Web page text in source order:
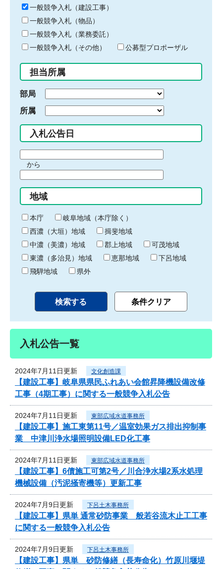
キ
ー
ワ
ー
ド
入
力
一般競争入札（建設工事）
一般競争入札（物品）
一般競争入札（業務委託）
一般競争入札（その他）
公募型プロポーザル
担当所属
部局
所属
入札公告日
間
始
り
から
間
終
わ
り
地域
本庁
岐阜地域（本庁除く）
西濃（大垣）地域
揖斐地域
中濃（美濃）地域
郡上地域
可茂地域
東濃（多治見）地域
恵那地域
下呂地域
飛騨地域
県外
入札公告一覧
2024年7月11日更新 文化創造課
【建設工事】岐阜県県民ふれあい会館昇降機設備改修
工事（4期工事）に関する一般競争入札公告
2024年7月11日更新 東部広域水道事務所
【建設工事】施工東第11号／温室効果ガス排出抑制事
業 中津川浄水場照明設備LED化工事
2024年7月11日更新 東部広域水道事務所
【建設工事】6債施工可第2号／川合浄水場2系水処理
機械設備（汚泥掻寄機等）更新工事
2024年7月9日更新 下呂土木事務所
【建設工事】県単 通常砂防事業 般若谷流木止工工事
に関する一般競争入札公告
2024年7月9日更新 下呂土木事務所
【建設工事】県単 砂防修繕（長寿命化）竹原川堰堤